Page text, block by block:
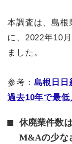
本調査は、島根
に、2022年10
ました。
参考： 島根日日
過去10年で最低
休廃業件数
M&Aの少な